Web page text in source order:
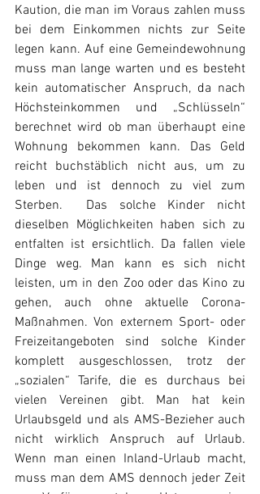
Kaution, die man im Voraus zahlen muss
bei dem Einkommen nichts zur Seite
legen kann. Auf eine Gemeindewohnung
muss man lange warten und es besteht
kein automatischer Anspruch, da nach
Höchsteinkommen und „Schlüsseln“
berechnet wird ob man überhaupt eine
Wohnung bekommen kann. Das Geld
reicht buchstäblich nicht aus, um zu
leben und ist dennoch zu viel zum
Sterben.  Das solche Kinder nicht
dieselben Möglichkeiten haben sich zu
entfalten ist ersichtlich. Da fallen viele
Dinge weg. Man kann es sich nicht
leisten, um in den Zoo oder das Kino zu
gehen, auch ohne aktuelle Corona-
Maßnahmen. Von externem Sport- oder
Freizeitangeboten sind solche Kinder
komplett ausgeschlossen, trotz der
„sozialen“ Tarife, die es durchaus bei
vielen Vereinen gibt. Man hat kein
Urlaubsgeld und als AMS-Bezieher auch
nicht wirklich Anspruch auf Urlaub.
Wenn man einen Inland-Urlaub macht,
muss man dem AMS dennoch jeder Zeit